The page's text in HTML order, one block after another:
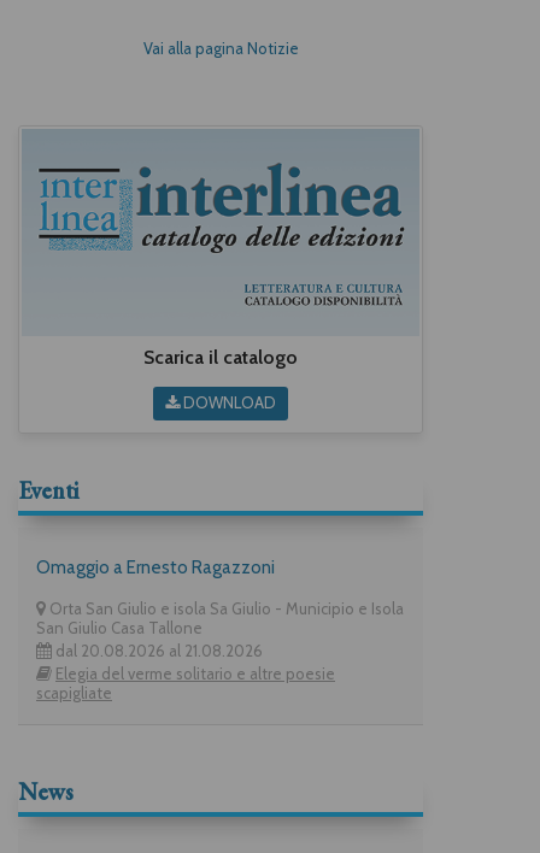
Vai alla pagina Notizie
Scarica il catalogo
DOWNLOAD
Eventi
Omaggio a Ernesto Ragazzoni
Orta San Giulio e isola Sa Giulio - Municipio e Isola
San Giulio Casa Tallone
dal 20.08.2026 al 21.08.2026
Elegia del verme solitario e altre poesie
scapigliate
News